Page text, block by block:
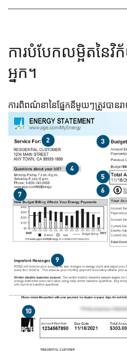
ការបំបែកលម្អិតនៃ
អ្នក។
ការពិពណ៌នានៃផ្នែកនីមួយៗត្រូវបាន